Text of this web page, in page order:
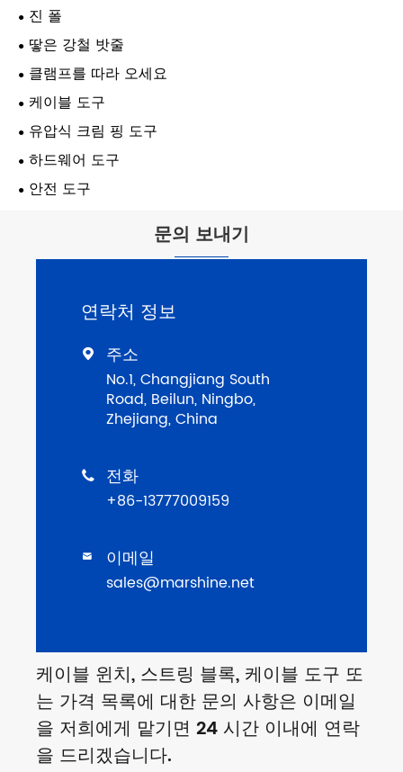
진 폴
땋은 강철 밧줄
클램프를 따라 오세요
케이블 도구
유압식 크림 핑 도구
하드웨어 도구
안전 도구
문의 보내기
연락처 정보
 주소
No.1, Changjiang South
Road, Beilun, Ningbo,
Zhejiang, China
 전화
+86-13777009159
 이메일
sales@marshine.net
케이블 윈치, 스트링 블록, 케이블 도구 또
는 가격 목록에 대한 문의 사항은 이메일
을 저희에게 맡기면 24 시간 이내에 연락
을 드리겠습니다.